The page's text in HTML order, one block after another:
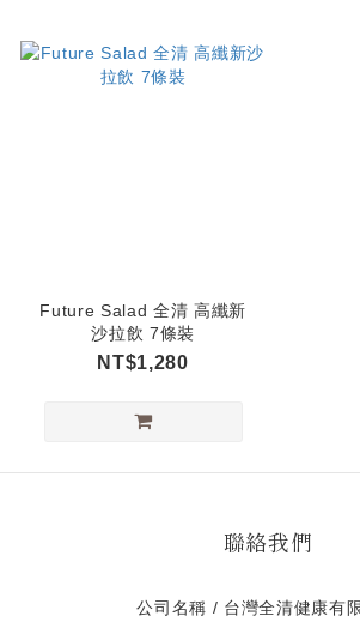
Future Salad 全清 高纖新
沙拉飲 7條裝
NT$1,280
聯絡我們
公司名稱 / 台灣全清健康有